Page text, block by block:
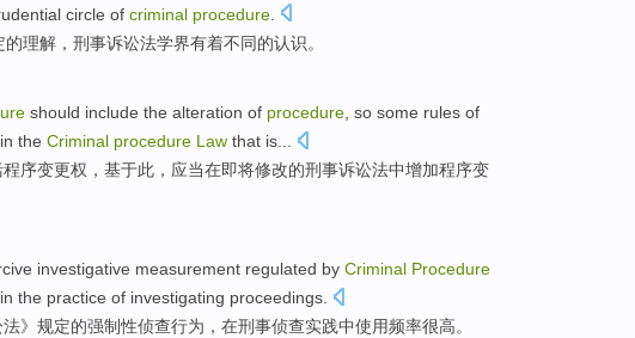
circle of criminal procedure
的理解 ，刑事诉讼法学界有着不同的认识。
should include the alteration of procedure, so some rules of
in the Criminal procedure Law that is...
程序变更权，基于此，应当在即将修改的刑事诉讼法中增加程序变
investigative measurement regulated by Criminal Procedure
in the practice of investigating proceedings.
法》 规定的强制性侦查行为， 在刑事侦查实践中使用频率很高。